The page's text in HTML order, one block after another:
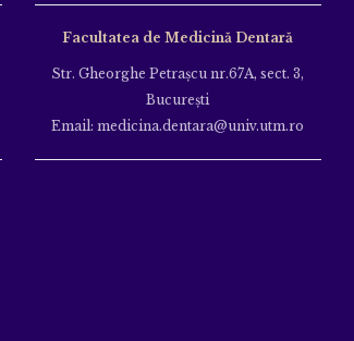
Facultatea de Medicină Dentară
Str. Gheorghe Petraşcu nr.67A, sect. 3,
Bucureşti
Email: medicina.dentara@univ.utm.ro